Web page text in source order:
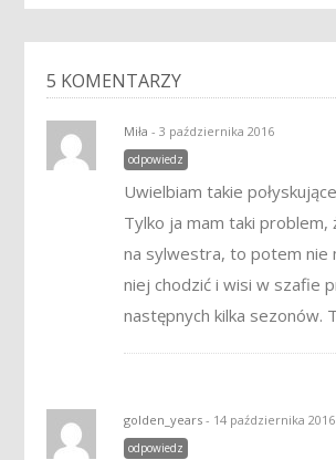
5 KOMENTARZY
Miła - 3 października 2016
odpowiedz
Uwielbiam takie
Tylko ja mam taki problem,
na sylwestra, to potem nie
niej chodzić i wisi w szafie
następnych kilka sezonów.
golden_years - 14 października 2016
odpowiedz